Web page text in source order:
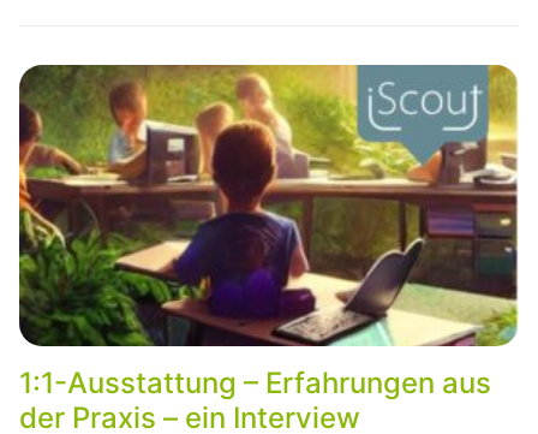
1:1-Ausstattung – Erfahrungen aus
der Praxis – ein Interview